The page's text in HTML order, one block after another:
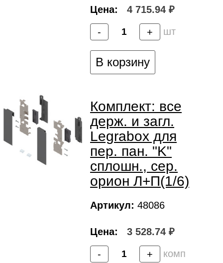
Цена: 4 715.94 ₽
- + шт
В корзину
Комплект: все
держ. и загл.
Legrabox для
пер. пан. "K"
сплошн., сер.
орион Л+П(1/6)
Артикул: 48086
Цена: 3 528.74 ₽
- + комп